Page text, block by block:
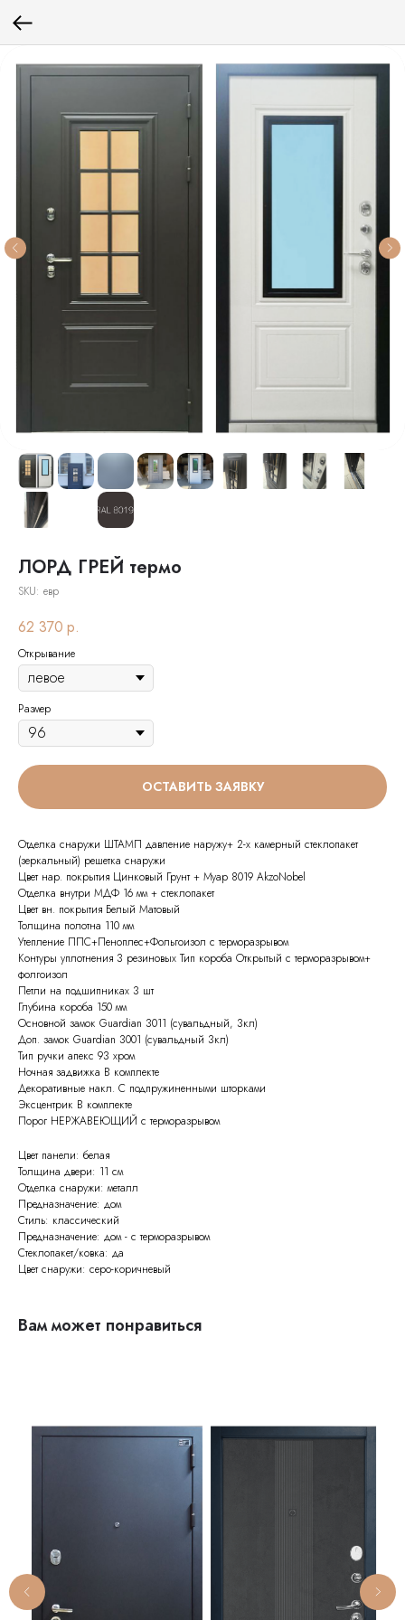
ЛОРД ГРЕЙ термо
SKU: евр
62 370 р.
Открывание
Размер
ОСТАВИТЬ ЗАЯВКУ
Отделка снаружи ШТАМП давление наружу+ 2-х камерный стеклопакет
(зеркальный) решетка снаружи
Цвет нар. покрытия Цинковый Грунт + Муар 8019 AkzoNobel
Отделка внутри МДФ 16 мм + стеклопакет
Цвет вн. покрытия Белый Матовый
Толщина полотна 110 мм
Утепление ППС+Пеноплес+Фольгоизол с терморазрывом
Контуры уплотнения 3 резиновых Тип короба Открытый с терморазрывом+
фолгоизол
Петли на подшипниках 3 шт
Глубина короба 150 мм
Основной замок Guardian 3011 (сувальдный, 3кл)
Доп. замок Guardian 3001 (сувальдный 3кл)
Тип ручки апекс 93 хром
Ночная задвижка В комплекте
Декоративные накл. С подпружиненными шторками
Эксцентрик В комплекте
Порог НЕРЖАВЕЮЩИЙ с терморазрывом
Цвет панели: белая
Толщина двери: 11 см
Отделка снаружи: металл
Предназначение: дом
Стиль: классический
Предназначение: дом - с терморазрывом
Стеклопакет/ковка: да
Цвет снаружи: серо-коричневый
Вам может понравиться